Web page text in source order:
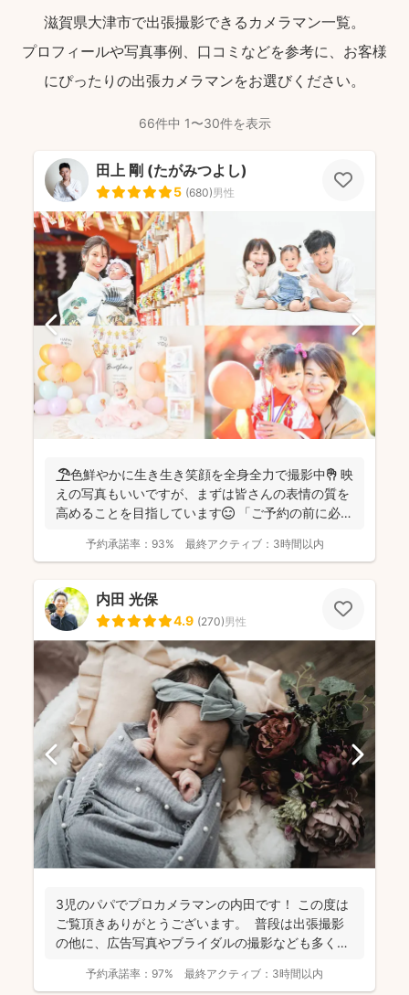
滋賀県大津市で出張撮影できるカメラマン一覧。
プロフィールや写真事例、口コミなどを参考に、お客様
にぴったりの出張カメラマンをお選びください。
66件中 1〜30件を表示
田上 剛 (たがみつよし)
5 (680)男性
🏖️色鮮やかに生き生き笑顔を全身全力で撮影中✊ 映
えの写真もいいですが、まずは皆さんの表情の質を
高めることを目指しています😊 「ご予約の前に必ず
予約承諾率： 93% 最終アクティブ： 3時間以内
内田 光保
4.9 (270)男性
3児のパパでプロカメラマンの内田です！ この度は
ご覧頂きありがとうございます。 普段は出張撮影
の他に、広告写真やブライダルの撮影なども多くご
予約承諾率： 97% 最終アクティブ： 3時間以内